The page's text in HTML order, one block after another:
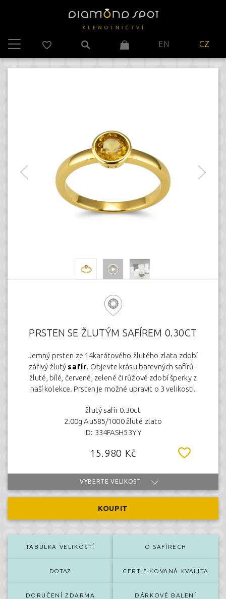
EN CZ
PRSTEN SE ŽLUTÝM SAFÍREM 0.30CT
Jemný prsten ze 14karátového žlutého zlata zdobí
zářivý žlutý safír. Objevte krásu barevných safírů -
žluté, bílé, červené, zelené či růžové zdobí šperky z
naší kolekce. Prsten je možné upravit o 3 velikosti.
žlutý safír 0.30ct
2.00g Au585/1000 žluté zlato
ID: 334FASH53YY
15.980 Kč
VYBERTE VELIKOST
KOUPIT
TABULKA VELIKOSTÍ O SAFÍRECH
DOTAZ CERTIFIKOVANÁ KVALITA
DORUČENÍ ZDARMA DÁRKOVÉ BALENÍ